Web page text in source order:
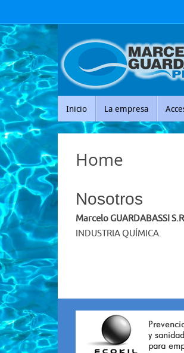
al
contenido
contenido
Inicio La empresa
Home
Nosotros
Marcelo GUARDABASSI
INDUSTRIA QUÍMICA.